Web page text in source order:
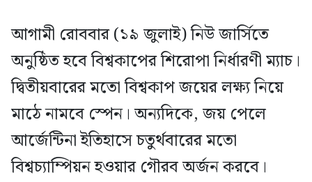
আগামী রোববার (১৯ জুলাই) নিউ জার্সিতে
অনুষ্ঠিত হবে বিশ্বকাপের শিরোপা নির্ধারণী ম্যাচ।
দ্বিতীয়বারের মতো বিশ্বকাপ জয়ের লক্ষ্য নিয়ে
মাঠে নামবে স্পেন। অন্যদিকে, জয় পেলে
আর্জেন্টিনা ইতিহাসে চতুর্থবারের মতো
বিশ্বচ্যাম্পিয়ন হওয়ার গৌরব অর্জন করবে।